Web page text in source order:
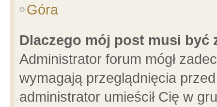
Góra
Dlaczego mój post musi być
Administrator forum mógł
wymagają przeglądnięcia
administrator umieścił Cię w